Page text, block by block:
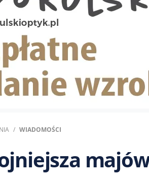
WIADOMOŚCI